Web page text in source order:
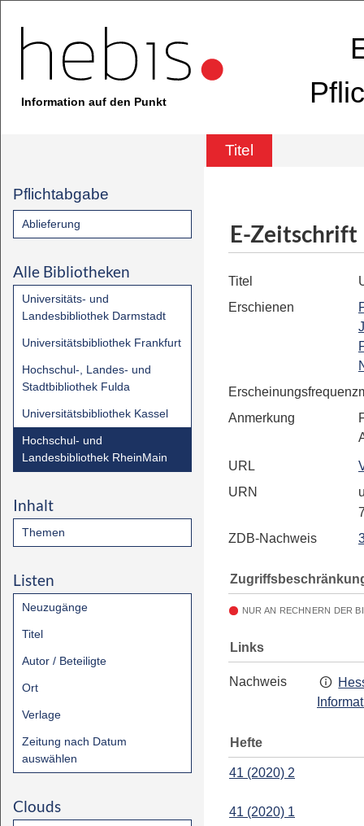
Information auf den Punkt
Titel
Pflichtabgabe
Ablieferung
Alle Bibliotheken
Universitäts- und
Landesbibliothek Darmstadt
Universitätsbibliothek Frankfurt
Hochschul-, Landes- und
Stadtbibliothek Fulda
Universitätsbibliothek Kassel
Hochschul- und
Landesbibliothek RheinMain
Inhalt
Themen
Listen
Neuzugänge
Titel
Autor / Beteiligte
Ort
Verlage
Zeitung nach Datum
auswählen
Clouds
E-Zeitschrift
Titel
Erschienen
Erscheinungsfrequenz
Anmerkung
URL
URN
ZDB-Nachweis
NUR AN RECHNERN DER
Links
Nachweis
Hefte
41 (2020) 2
41 (2020) 1